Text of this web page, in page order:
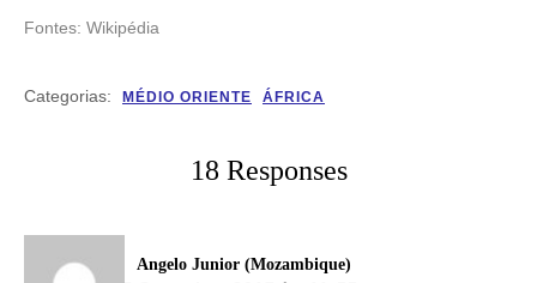
Fontes: Wikipédia
Categorias: MÉDIO ORIENTE ÁFRICA
18 Responses
Angelo Junior (Mozambique)